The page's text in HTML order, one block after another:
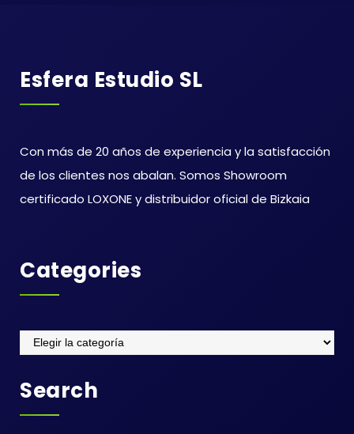
Esfera Estudio SL
Con más de 20 años de experiencia y la satisfacción
de los clientes nos abalan. Somos Showroom
certificado LOXONE y distribuidor oficial de Bizkaia
Categories
Categories
Search